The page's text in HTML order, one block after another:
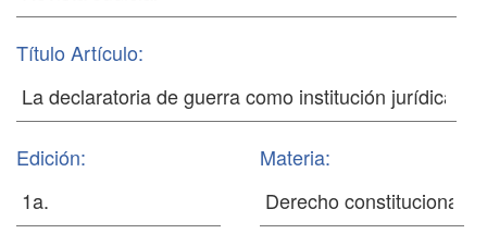
Título Artículo:
Edición: Materia: